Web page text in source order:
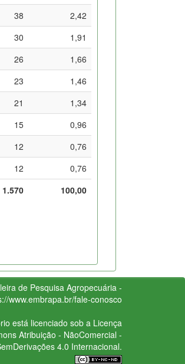
38
2,42
30
1,91
26
1,66
23
1,46
21
1,34
15
0,96
12
0,76
12
0,76
1.570
100,00
de Pesquisa Agropecuária -
www.embrapa.br/fale-conosco
está licenciado sob a Licença
Atribuição - NãoComercial -
4.0 Internacional.